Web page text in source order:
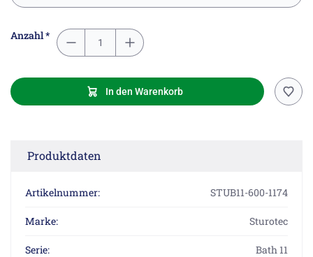
Anzahl *
In den Warenkorb
Produktdaten
Artikelnummer: STUB11-600-1174
Marke: Sturotec
Serie: Bath 11